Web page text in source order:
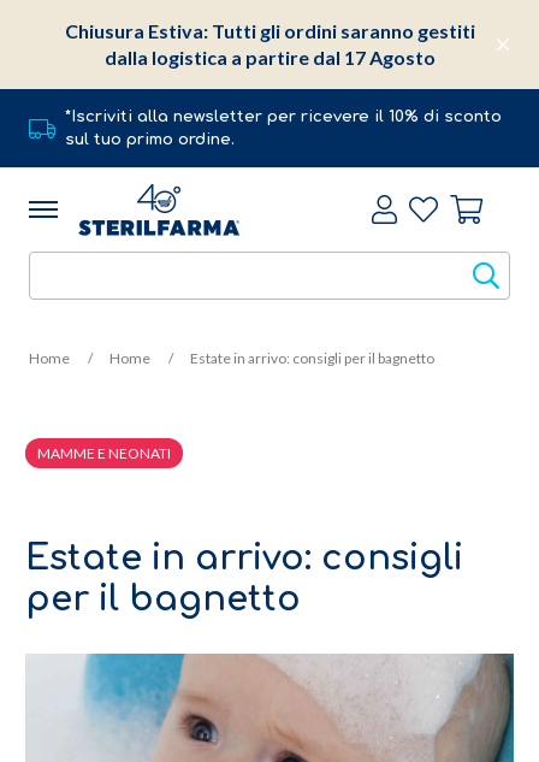
*Iscriviti alla newsletter per ricevere il 10% di sconto
sul tuo primo ordine.
Home Home Estate in arrivo: consigli per il bagnetto
MAMME E NEONATI
31 Mag 2022
Estate in arrivo: consigli
per il bagnetto
Chiusura Estiva: Tutti gli ordini saranno gestiti
dalla logistica a partire dal 17 Agosto